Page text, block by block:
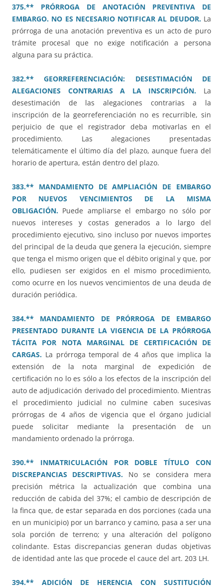
375.** PRÓRROGA DE ANOTACIÓN PREVENTIVA DE
EMBARGO. NO ES NECESARIO NOTIFICAR AL DEUDOR. La
prórroga de una anotación preventiva es un acto de puro
trámite procesal que no exige notificación a persona
alguna para su práctica.
382.** GEORREFERENCIACIÓN: DESESTIMACIÓN DE
ALEGACIONES CONTRARIAS A LA INSCRIPCIÓN.
La
desestimación de las alegaciones contrarias a la
inscripción de la georreferenciación no es recurrible, sin
perjuicio de que el registrador deba motivarlas en el
procedimiento. Las alegaciones presentadas
telemáticamente el último día del plazo, aunque fuera del
horario de apertura, están dentro del plazo.
383.** MANDAMIENTO DE AMPLIACIÓN DE EMBARGO
POR NUEVOS VENCIMIENTOS DE LA MISMA
OBLIGACIÓN. Puede ampliarse el embargo no sólo por
nuevos intereses y costas generados a lo largo del
procedimiento ejecutivo, sino incluso por nuevos importes
del principal de la deuda que genera la ejecución, siempre
que tenga el mismo origen que el débito original y que, por
ello, pudiesen ser exigidos en el mismo procedimiento,
como ocurre en los nuevos vencimientos de una deuda de
duración periódica.
384.** MANDAMIENTO DE PRÓRROGA DE EMBARGO
PRESENTADO DURANTE LA VIGENCIA DE LA PRÓRROGA
TÁCITA POR NOTA MARGINAL DE CERTIFICACIÓN DE
CARGAS. La prórroga temporal de 4 años que implica la
extensión de la nota marginal de expedición de
certificación no lo es sólo a los efectos de la inscripción del
auto de adjudicación derivado del procedimiento. Mientras
el procedimiento judicial no culmine caben sucesivas
prórrogas de 4 años de vigencia que el órgano judicial
puede solicitar mediante la presentación de un
mandamiento ordenado la prórroga.
390.** INMATRICULACIÓN POR DOBLE TÍTULO CON
DISCREPANCIAS DESCRIPTIVAS.
No se considera mera
precisión métrica la actualización que combina una
reducción de cabida del 37%; el cambio de descripción de
la finca que, de estar separada en dos porciones (cada una
en un municipio) por un barranco y camino, pasa a ser una
sola porción de terreno; y una alteración del polígono
colindante. Estas discrepancias generan dudas objetivas
de identidad ante las que procede el cauce del art. 203 LH.
394.** ADICIÓN DE HERENCIA CON SUSTITUCIÓN